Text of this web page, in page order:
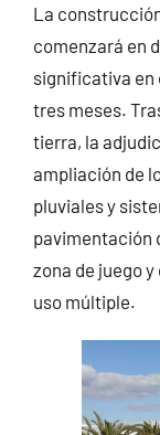
La
comenzará en
significativa en
tres meses.
tierra, la
ampliación de
pluviales y
pavimentación
zona de juego
uso múltiple.